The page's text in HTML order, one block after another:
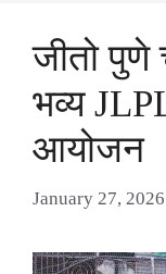
जीतो पुणे
भव्य
आयोजन
January 27, 2026